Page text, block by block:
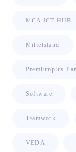
MCA ICT HUB
Mittelstand
Premiumplus
Software
Teamwork
VEDA